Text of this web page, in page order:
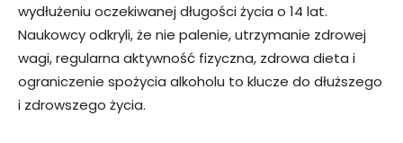
wydłużeniu oczekiwanej długości życia o 14 lat.
Naukowcy odkryli, że nie palenie, utrzymanie zdrowej
wagi, regularna aktywność fizyczna, zdrowa dieta i
ograniczenie spożycia alkoholu to klucze do dłuższego
i zdrowszego życia.